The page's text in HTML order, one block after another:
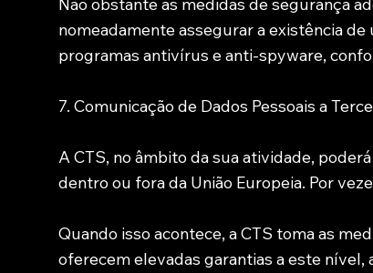
Não obstante as medidas de segurança
nomeadamente assegurar a existência
programas antivírus e anti-spyware,
7. Comunicação de Dados Pessoais a
A CTS, no âmbito da sua atividade,
dentro ou fora da União Europeia. Por
Quando isso acontece, a CTS toma as
oferecem elevadas garantias a este